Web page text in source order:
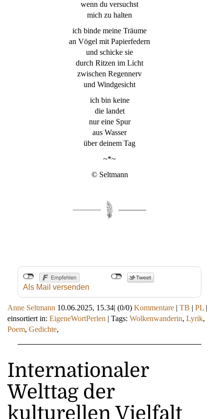
wenn du versuchst
mich zu halten
ich binde meine Träume
an Vögel mit Papierfedern
und schicke sie
durch Ritzen im Licht
zwischen Regennerv
und Windgesicht
ich bin keine
die landet
nur eine Spur
aus Wasser
über deinem Tag
~*~
© Seltmann
Als Mail versenden
Anne Seltmann 10.06.2025, 15.34| (0/0) Kommentare | TB | PL |
einsortiert in: EigeneWortPerlen | Tags: Wolkenwanderin, Lyrik,
Poem, Gedichte,
Internationaler
Welttag der
kulturellen Vielfalt